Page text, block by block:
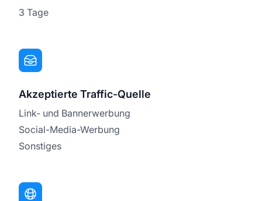
3 Tage
Akzeptierte Traffic-Quelle
Link- und Bannerwerbung
Social-Media-Werbung
Sonstiges